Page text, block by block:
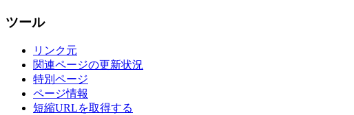
ツール
リンク元
関連ページの更新状況
特別ページ
ページ情報
短縮URLを取得する